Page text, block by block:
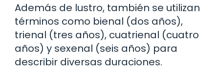
Además de lustro, también se utilizan
términos como bienal (dos años),
trienal (tres años), cuatrienal (cuatro
años) y sexenal (seis años) para
describir diversas duraciones.